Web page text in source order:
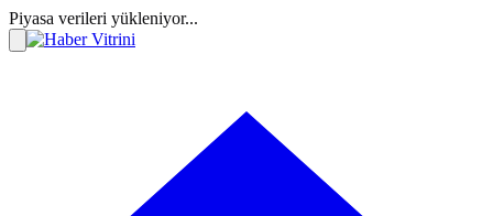
Piyasa verileri yükleniyor...